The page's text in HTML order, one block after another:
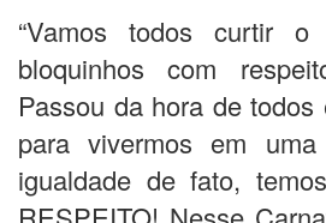
“Vamos todos curtir
bloquinhos com
Passou da hora de todos
para vivermos em
igualdade de fato,